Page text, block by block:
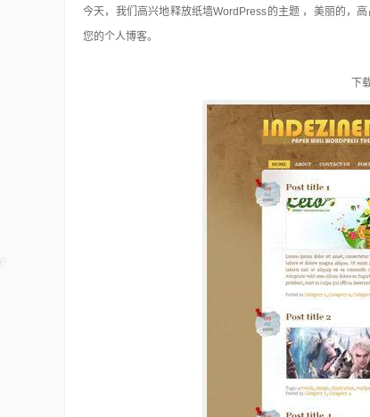
今天，我们高兴地释放纸墙WordPress的主题 ，美丽的，
您的个人博客。
下